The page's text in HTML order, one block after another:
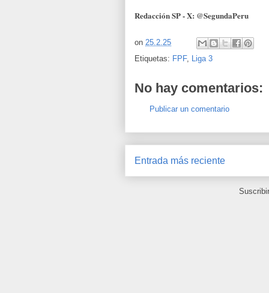
Redacción SP - X: @SegundaPeru
on 25.2.25
Etiquetas: FPF, Liga 3
No hay comentarios:
Publicar un comentario
Entrada más reciente